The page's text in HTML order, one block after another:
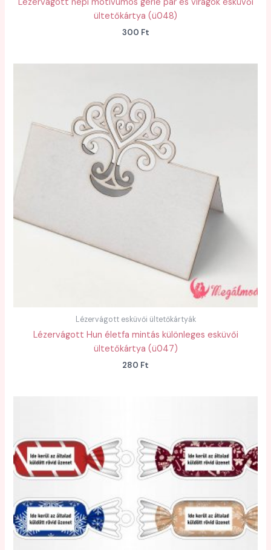
ültetőkártya (ü048)
300 Ft
Lézervágott esküvői ültetőkártyák
Lézervágott Hun életfa mintás különleges esküvői
ültetőkártya (ü047)
280 Ft